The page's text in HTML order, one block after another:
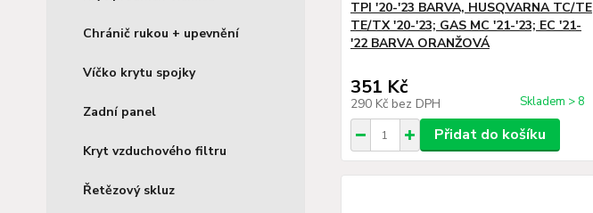
Chránič rukou + upevnění
Víčko krytu spojky
Zadní panel
Kryt vzduchového filtru
Řetězový skluz
TPI '20-'23 BARVA, HUSQVARNA TC/TE
TE/TX '20-'23; GAS MC '21-'23; EC '21-
'22 BARVA ORANŽOVÁ
351 Kč
290 Kč bez DPH Skladem > 8
Přidat do košíku